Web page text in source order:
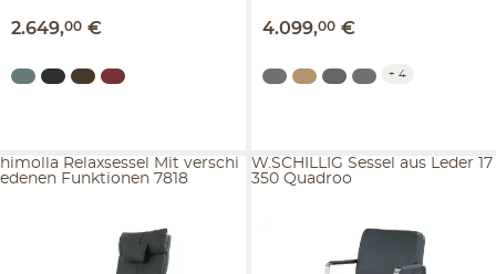
2.649,00 € 4.099,00 €
+ 4
himolla Relaxsessel Mit verschi
edenen Funktionen 7818
W.SCHILLIG Sessel aus Leder 17
350 Quadroo